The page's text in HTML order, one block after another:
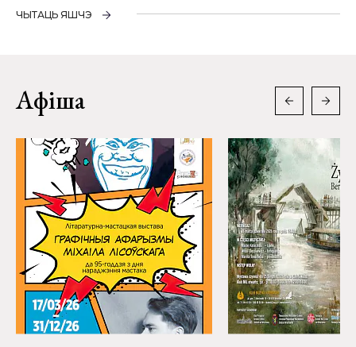
ЧЫТАЦЬ ЯШЧЭ
Афіша